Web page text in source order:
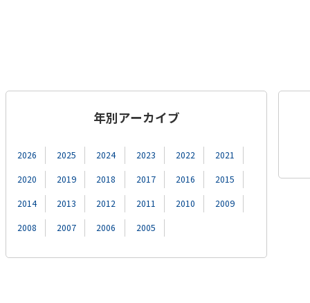
年別アーカイブ
2026 2025 2024 2023 2022
2021
2020
2019 2018 2017 2016
2015
2014
2013 2012 2011 2010
2009
2008
2007 2006 2005